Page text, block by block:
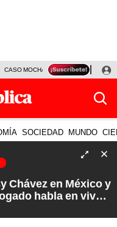
CASO MOCHASUELDOS
SOCIEDAD MUNDO
Chávez en México y
habla en vivo |
Cornejo